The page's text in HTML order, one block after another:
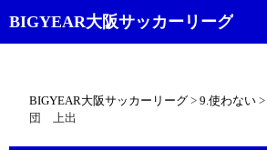
BIGYEAR大阪サッカーリーグ
索
BIGYEAR大阪サッカーリーグ > 9.使わない >
団 上出